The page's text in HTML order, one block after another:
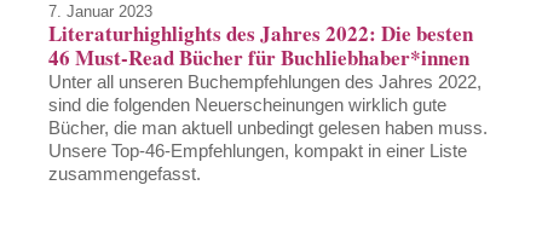
7. Januar 2023
Literaturhighlights des Jahres 2022: Die besten
46 Must-Read Bücher für Buchliebhaber*innen
Unter all unseren Buchempfehlungen des Jahres 2022,
sind die folgenden Neuerscheinungen wirklich gute
Bücher, die man aktuell unbedingt gelesen haben muss.
Unsere Top-46-Empfehlungen, kompakt in einer Liste
zusammengefasst.